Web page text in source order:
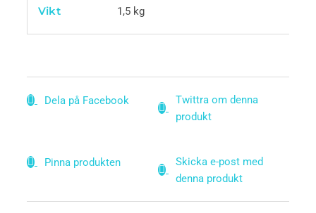
Vikt 1,5 kg
Dela på Facebook
Twittra om denna
produkt
Pinna produkten
Skicka e-post med
denna produkt